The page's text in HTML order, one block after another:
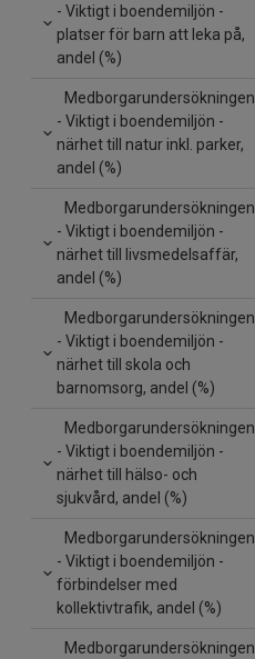
- Viktigt i boendemiljön -
platser för barn att leka på,
andel (%)
Medborgarundersökningen
- Viktigt i boendemiljön -
närhet till natur inkl. parker,
andel (%)
Medborgarundersökningen
- Viktigt i boendemiljön -
närhet till livsmedelsaffär,
andel (%)
Medborgarundersökningen
- Viktigt i boendemiljön -
närhet till skola och
barnomsorg, andel (%)
Medborgarundersökningen
- Viktigt i boendemiljön -
närhet till hälso- och
sjukvård, andel (%)
Medborgarundersökningen
- Viktigt i boendemiljön -
förbindelser med
kollektivtrafik, andel (%)
Medborgarundersökningen